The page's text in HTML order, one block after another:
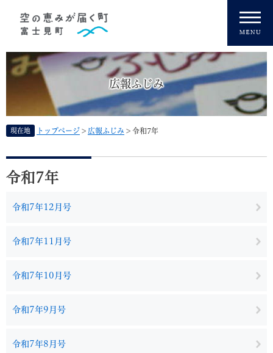
広報ふじみ
現在地 トップページ > 広報ふじみ > 令和7年
本
文
令和7年
令和7年12月号
令和7年11月号
令和7年10月号
令和7年9月号
令和7年8月号